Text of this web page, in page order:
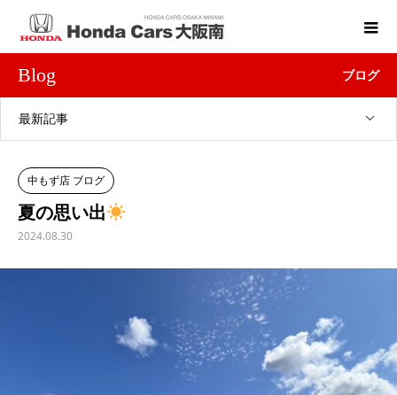
Blog ブログ
最新記事
中もず店 ブログ
夏の思い出
2024.08.30